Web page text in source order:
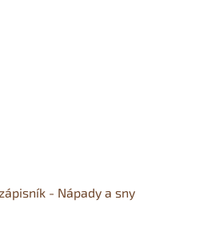
- Nápady a sny